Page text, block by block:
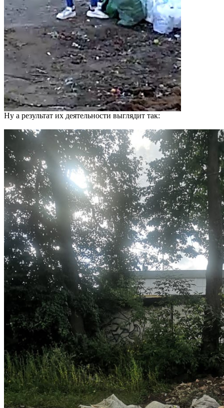
Ну а результат их деятельности выглядит так: